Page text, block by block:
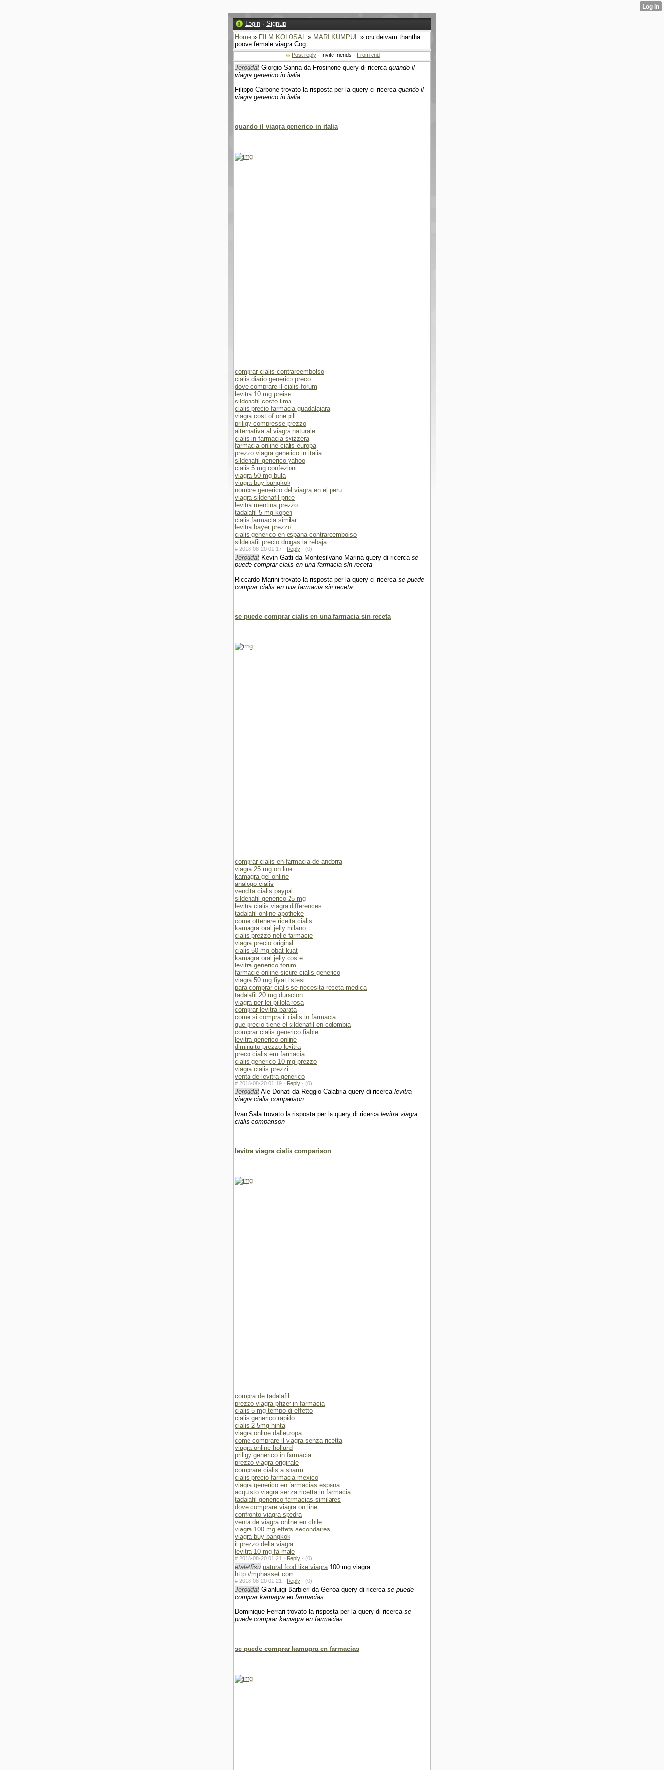
Login · Signup
Home » FILM KOLOSAL » MARI KUMPUL » oru deivam thantha
poove female viagra Cog
Post reply · Invite friends · From end
Jeroddat Giorgio Sanna da Frosinone query di ricerca quando il
viagra generico in italia
Filippo Carbone trovato la risposta per la query di ricerca quando il
viagra generico in italia
quando il viagra generico in italia
comprar cialis contrareembolso
cialis diario generico preco
dove comprare il cialis forum
levitra 10 mg preise
sildenafil costo lima
cialis precio farmacia guadalajara
viagra cost of one pill
priligy compresse prezzo
alternativa al viagra naturale
cialis in farmacia svizzera
farmacia online cialis europa
prezzo viagra generico in italia
sildenafil generico yahoo
cialis 5 mg confezioni
viagra 50 mg bula
viagra buy bangkok
nombre generico del viagra en el peru
viagra sildenafil price
levitra mentina prezzo
tadalafil 5 mg kopen
cialis farmacia similar
levitra bayer prezzo
cialis generico en espana contrareembolso
sildenafil precio drogas la rebaja
# 2018-08-20 01:17 · Reply · (0)
Jeroddat Kevin Gatti da Montesilvano Marina query di ricerca se
puede comprar cialis en una farmacia sin receta
Riccardo Marini trovato la risposta per la query di ricerca se puede
comprar cialis en una farmacia sin receta
se puede comprar cialis en una farmacia sin receta
comprar cialis en farmacia de andorra
viagra 25 mg on line
kamagra gel online
analogo cialis
vendita cialis paypal
sildenafil generico 25 mg
levitra cialis viagra differences
tadalafil online apotheke
come ottenere ricetta cialis
kamagra oral jelly milano
cialis prezzo nelle farmacie
viagra precio original
cialis 50 mg obat kuat
kamagra oral jelly cos e
levitra generico forum
farmacie online sicure cialis generico
viagra 50 mg fiyat listesi
para comprar cialis se necesita receta medica
tadalafil 20 mg duracion
viagra per lei pillola rosa
comprar levitra barata
come si compra il cialis in farmacia
que precio tiene el sildenafil en colombia
comprar cialis generico fiable
levitra generico online
diminuito prezzo levitra
preco cialis em farmacia
cialis generico 10 mg prezzo
viagra cialis prezzi
venta de levitra generico
# 2018-08-20 01:19 · Reply · (0)
Jeroddat Ale Donati da Reggio Calabria query di ricerca levitra
viagra cialis comparison
Ivan Sala trovato la risposta per la query di ricerca levitra viagra
cialis comparison
levitra viagra cialis comparison
compra de tadalafil
prezzo viagra pfizer in farmacia
cialis 5 mg tempo di effetto
cialis generico rapido
cialis 2 5mg hinta
viagra online dalleuropa
come comprare il viagra senza ricetta
viagra online holland
priligy generico in farmacia
prezzo viagra originale
comprare cialis a sharm
cialis precio farmacia mexico
viagra generico en farmacias espana
acquisto viagra senza ricetta in farmacia
tadalafil generico farmacias similares
dove comprare viagra on line
confronto viagra spedra
venta de viagra online en chile
viagra 100 mg effets secondaires
viagra buy bangkok
il prezzo della viagra
levitra 10 mg fa male
# 2018-08-20 01:21 · Reply · (0)
etaletfisu natural food like viagra100 mg viagra
http://mphasset.com
# 2018-08-20 01:21 · Reply · (0)
Jeroddat Gianluigi Barbieri da Genoa query di ricerca se puede
comprar kamagra en farmacias
Dominique Ferrari trovato la risposta per la query di ricerca se
puede comprar kamagra en farmacias
se puede comprar kamagra en farmacias